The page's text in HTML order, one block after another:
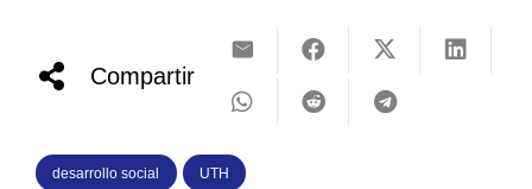
Compartir
desarrollo social UTH